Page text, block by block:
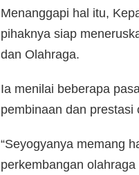
Menanggapi hal itu,
pihaknya siap
dan Olahraga.
Ia menilai beberapa
pembinaan dan prestasi
“Seyogyanya memang
perkembangan